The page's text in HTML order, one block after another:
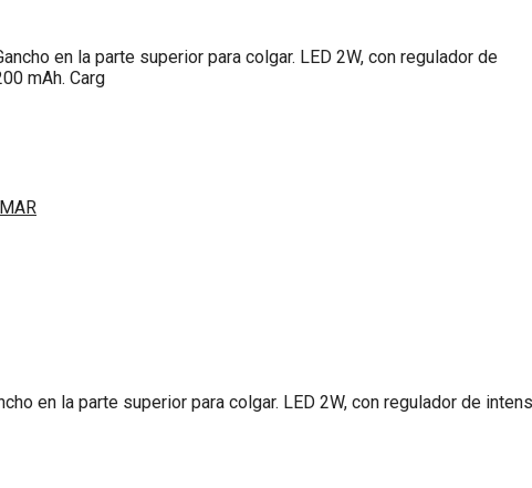
en la parte superior para colgar. LED 2W, con regulador de
mAh. Carg
en la parte superior para colgar. LED 2W, con regulador de